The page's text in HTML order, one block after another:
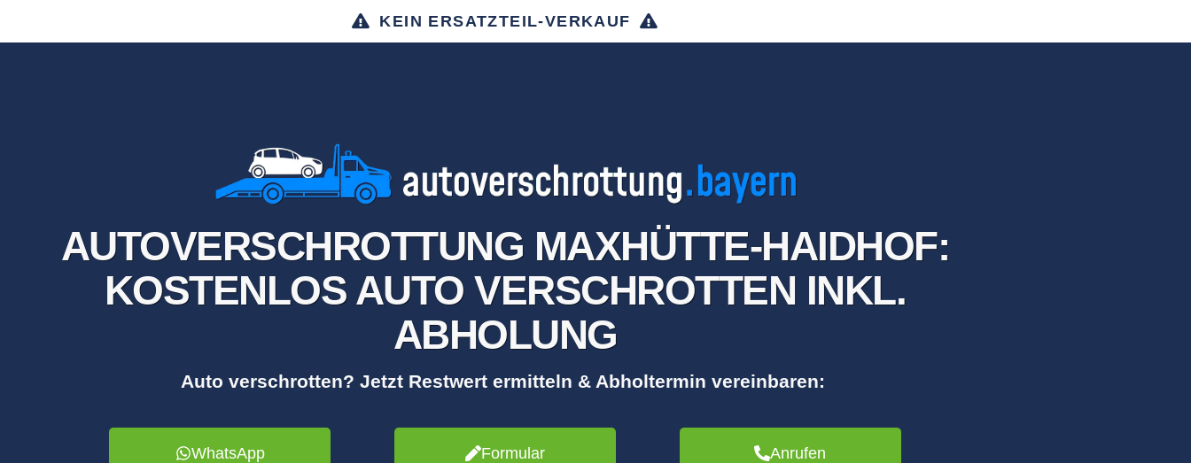
KEIN ERSATZTEIL-VERKAUF
AUTOVERSCHROTTUNG MAXHÜTTE-HAIDHOF:
KOSTENLOS AUTO VERSCHROTTEN INKL.
ABHOLUNG
Auto verschrotten? Jetzt Restwert ermitteln & Abholtermin vereinbaren:
WhatsApp Formular Anrufen